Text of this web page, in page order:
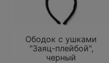
Ободок с ушками
"Заяц-плейбой",
черный